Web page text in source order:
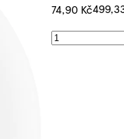
74,90 Kč